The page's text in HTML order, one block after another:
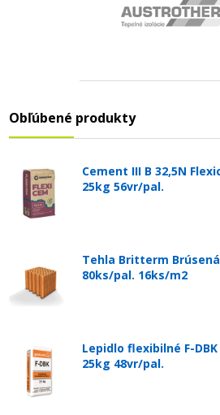
Obľúbené produkty
Cement III B 32,5N
25kg 56vr/pal.
Tehla Britterm Brúsená
80ks/pal. 16ks/m2
Lepidlo flexibilné F-
25kg 48vr/pal.